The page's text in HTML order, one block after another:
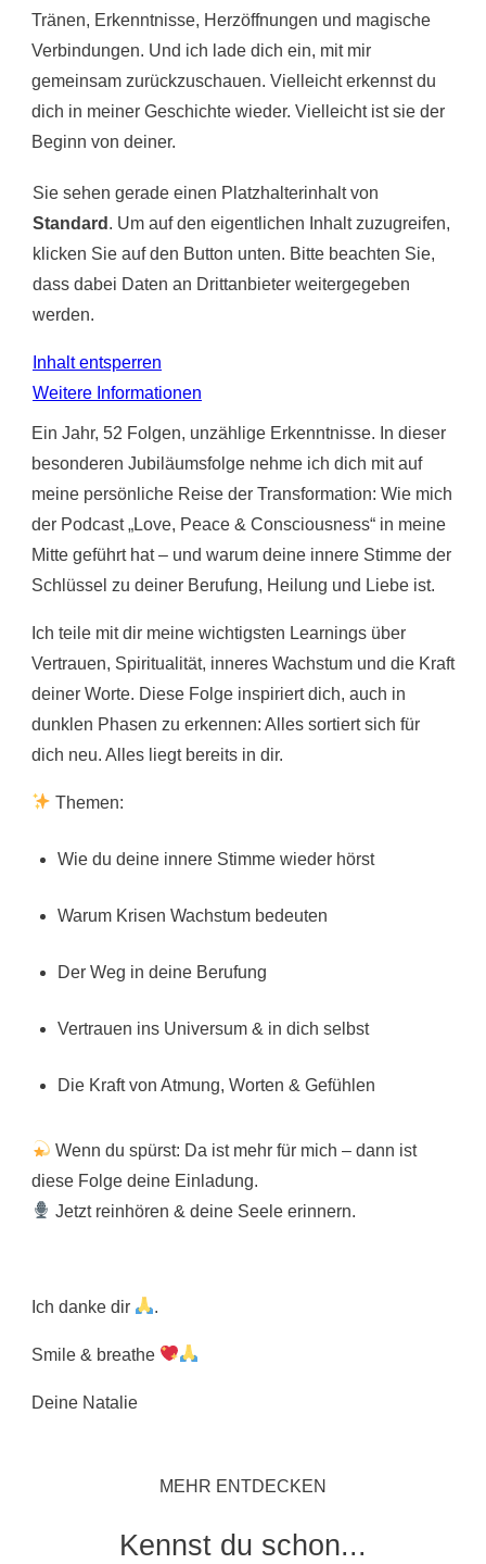
Tränen, Erkenntnisse, Herzöffnungen und magische
Verbindungen. Und ich lade dich ein, mit mir
gemeinsam zurückzuschauen. Vielleicht erkennst du
dich in meiner Geschichte wieder. Vielleicht ist sie der
Beginn von deiner.
Sie sehen gerade einen Platzhalterinhalt von
Standard . Um auf den eigentlichen Inhalt zuzugreifen,
klicken Sie auf den Button unten. Bitte beachten Sie,
dass dabei Daten an Drittanbieter weitergegeben
werden.
Inhalt entsperren
Weitere Informationen
Ein Jahr, 52 Folgen, unzählige Erkenntnisse. In dieser
besonderen Jubiläumsfolge nehme ich dich mit auf
meine persönliche Reise der Transformation: Wie mich
der Podcast „Love, Peace & Consciousness“ in meine
Mitte geführt hat – und warum deine innere Stimme der
Schlüssel zu deiner Berufung, Heilung und Liebe ist.
Ich teile mit dir meine wichtigsten Learnings über
Vertrauen, Spiritualität, inneres Wachstum und die Kraft
deiner Worte. Diese Folge inspiriert dich, auch in
dunklen Phasen zu erkennen: Alles sortiert sich für
dich neu. Alles liegt bereits in dir.
Themen:
Wie du deine innere Stimme wieder hörst
Warum Krisen Wachstum bedeuten
Der Weg in deine Berufung
Vertrauen ins Universum & in dich selbst
Die Kraft von Atmung, Worten & Gefühlen
Wenn du spürst: Da ist mehr für mich – dann ist
diese Folge deine Einladung.
Jetzt reinhören & deine Seele erinnern.
Ich danke dir .
Smile & breathe
Deine Natalie
MEHR ENTDECKEN
Kennst du schon...